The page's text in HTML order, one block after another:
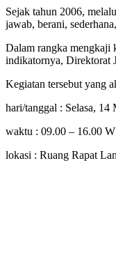
Sejak tahun 2006,
jawab, berani,
Dalam rangka mengkaji
indikatornya, Direktorat
Kegiatan tersebut yang
hari/tanggal : Selasa, 14
waktu : 09.00 – 16.00
lokasi : Ruang Rapat